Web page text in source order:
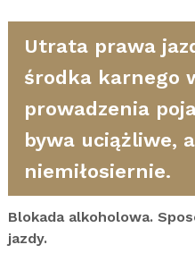
Utrata prawa
środka karnego
prowadzenia
bywa uciążliwe,
niemiłosiernie.
Blokada alkoholowa.
jazdy.